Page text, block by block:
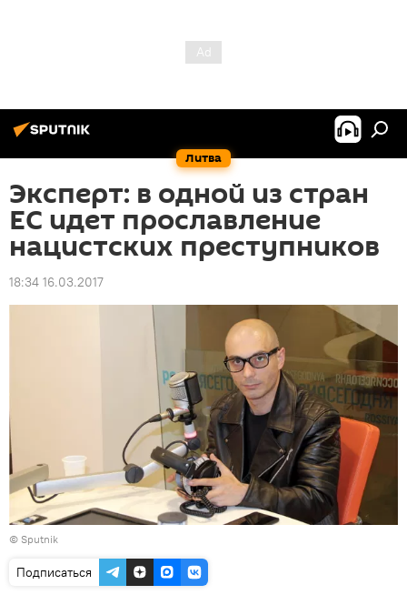
Литва
Эксперт: в одной из стран
ЕС идет прославление
нацистских преступников
18:34 16.03.2017
© Sputnik
Подписаться